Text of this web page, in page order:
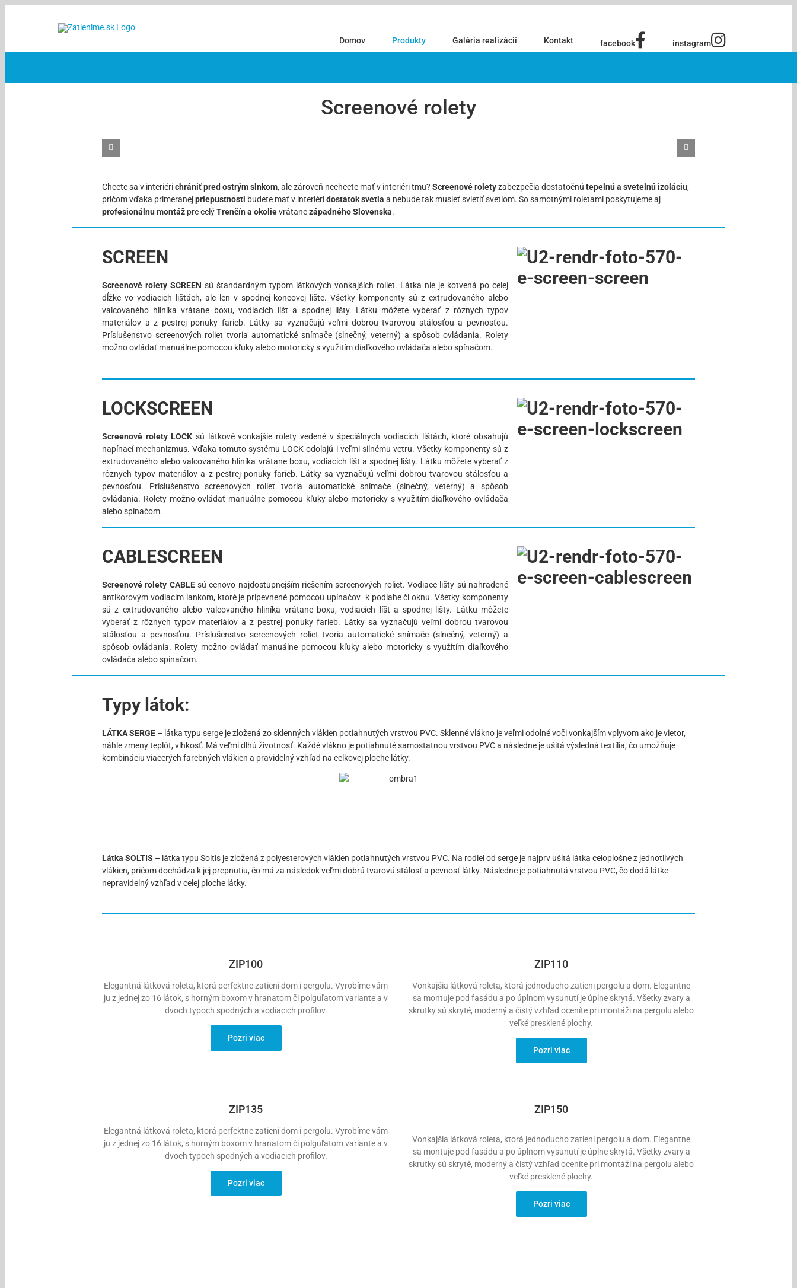
Domov Produkty Galéria realizácií Kontakt facebook instagram
Screenové rolety
Chcete sa v interiérichrániť pred ostrým slnkom, ale zároveň nechcete mať v interiéri tmu? Screenové roletyzabezpečia dostatočnú tepelnú a svetelnú izoláciu,
pričom vďaka primeranejpriepustnosti budete mať v interiéridostatok svetla a nebude tak musieť svietiť svetlom. So samotnými roletami poskytujeme aj
profesionálnu montáž pre celýTrenčín a okolievrátanezápadného Slovenska.
SCREEN
Screenové rolety SCREEN sú štandardným typom látkových vonkajších roliet. Látka nie je kotvená po celej
dĺžke vo vodiacich lištách, ale len v spodnej koncovej lište. Všetky komponenty sú z extrudovaného alebo
valcovaného hliníka vrátane boxu, vodiacich líšt a spodnej lišty. Látku môžete vyberať z rôznych typov
materiálov a z pestrej ponuky farieb. Látky sa vyznačujú veľmi dobrou tvarovou stálosťou a pevnosťou.
Príslušenstvo screenových roliet tvoria automatické snímače (slnečný, veterný) a spôsob ovládania. Rolety
možno ovládať manuálne pomocou kľuky alebo motoricky s využitím diaľkového ovládača alebo spínačom.
LOCKSCREEN
Screenové rolety LOCK sú látkové vonkajšie rolety vedené v špeciálnych vodiacich lištách, ktoré obsahujú
napínací mechanizmus. Vďaka tomuto systému LOCK odolajú i veľmi silnému vetru. Všetky komponenty sú z
extrudovaného alebo valcovaného hliníka vrátane boxu, vodiacich líšt a spodnej lišty. Látku môžete vyberať z
rôznych typov materiálov a z pestrej ponuky farieb. Látky sa vyznačujú veľmi dobrou tvarovou stálosťou a
pevnosťou. Príslušenstvo screenových roliet tvoria automatické snímače (slnečný, veterný) a spôsob
ovládania. Rolety možno ovládať manuálne pomocou kľuky alebo motoricky s využitím diaľkového ovládača
alebo spínačom.
CABLESCREEN
Screenové rolety CABLEsú cenovo najdostupnejším riešením screenových roliet. Vodiace lišty sú nahradené
antikorovým vodiacim lankom, ktoré je pripevnené pomocou upínačov k podlahe či oknu. Všetky komponenty
sú z extrudovaného alebo valcovaného hliníka vrátane boxu, vodiacich líšt a spodnej lišty. Látku môžete
vyberať z rôznych typov materiálov a z pestrej ponuky farieb. Látky sa vyznačujú veľmi dobrou tvarovou
stálosťou a pevnosťou. Príslušenstvo screenových roliet tvoria automatické snímače (slnečný, veterný) a
spôsob ovládania. Rolety možno ovládať manuálne pomocou kľuky alebo motoricky s využitím diaľkového
ovládača alebo spínačom.
Typy látok:
LÁTKA SERGE – látka typu serge je zložená zo sklenných vlákien potiahnutých vrstvou PVC. Sklenné vlákno je veľmi odolné voči vonkajším vplyvom ako je vietor,
náhle zmeny teplôt, vlhkosť. Má veľmi dlhú životnosť. Každé vlákno je potiahnuté samostatnou vrstvou PVC a následne je ušitá výsledná textília, čo umožňuje
kombináciu viacerých farebných vlákien a pravidelný vzhľad na celkovej ploche látky.
Látka SOLTIS – látka typu Soltis je zložená z polyesterových vlákien potiahnutých vrstvou PVC. Na rodiel od serge je najprv ušitá látka celoplošne z jednotlivých
vlákien, pričom dochádza k jej prepnutiu, čo má za následok veľmi dobrú tvarovú stálosť a pevnosť látky. Následne je potiahnutá vrstvou PVC, čo dodá látke
nepravidelný vzhľad v celej ploche látky.
ZIP100
Elegantná látková roleta, ktorá perfektne zatieni dom i pergolu. Vyrobíme vám
ju z jednej zo 16 látok, s horným boxom v hranatom či polguľatom variante a v
dvoch typoch spodných a vodiacich profilov.
Pozri viac
ZIP110
Vonkajšia látková roleta, ktorá jednoducho zatieni pergolu a dom. Elegantne
sa montuje pod fasádu a po úplnom vysunutí je úplne skrytá. Všetky zvary a
skrutky sú skryté, moderný a čistý vzhľad oceníte pri montáži na pergolu alebo
veľké presklené plochy.
Pozri viac
ZIP135
Elegantná látková roleta, ktorá perfektne zatieni dom i pergolu. Vyrobíme vám
ju z jednej zo 16 látok, s horným boxom v hranatom či polguľatom variante a v
dvoch typoch spodných a vodiacich profilov.
Pozri viac
ZIP150
Vonkajšia látková roleta, ktorá jednoducho zatieni pergolu a dom. Elegantne
sa montuje pod fasádu a po úplnom vysunutí je úplne skrytá. Všetky zvary a
skrutky sú skryté, moderný a čistý vzhľad oceníte pri montáži na pergolu alebo
veľké presklené plochy.
Pozri viac